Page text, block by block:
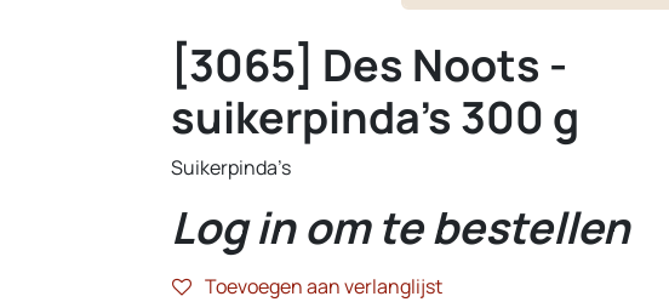
[3065] Des Noots -
suikerpinda's 300 g
Suikerpinda’s
Log in om te bestellen
Toevoegen aan verlanglijst